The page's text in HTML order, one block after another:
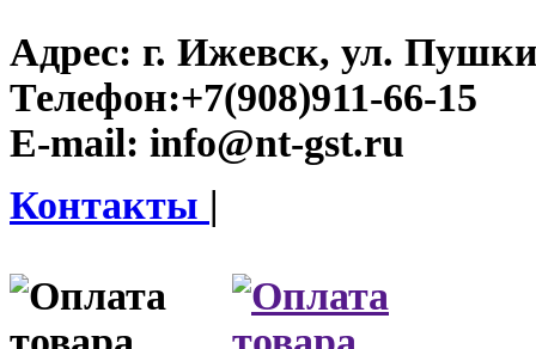
Адрес: г. Ижевск, ул.
Телефон:+7(908)911-66-15
E-mail: info@nt-gst.ru
Контакты |